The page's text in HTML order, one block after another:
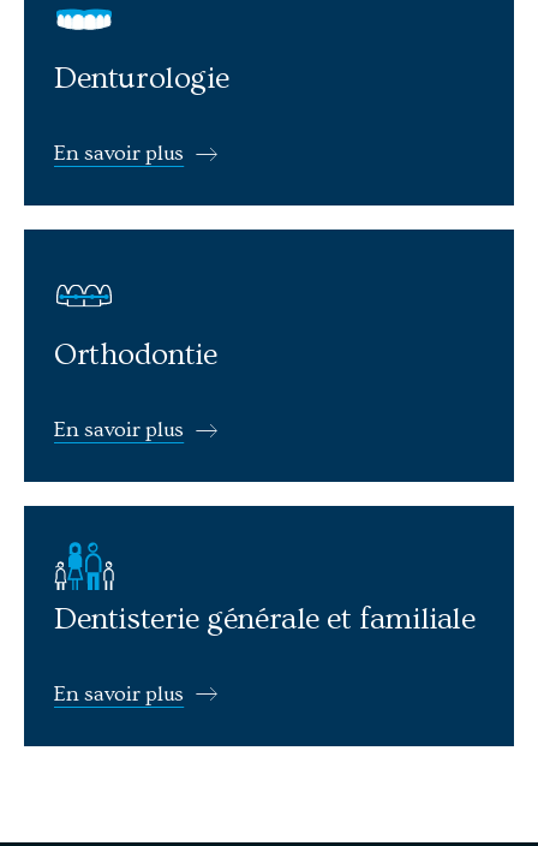
Denturologie
En savoir plus
Orthodontie
En savoir plus
Dentisterie générale et familiale
En savoir plus